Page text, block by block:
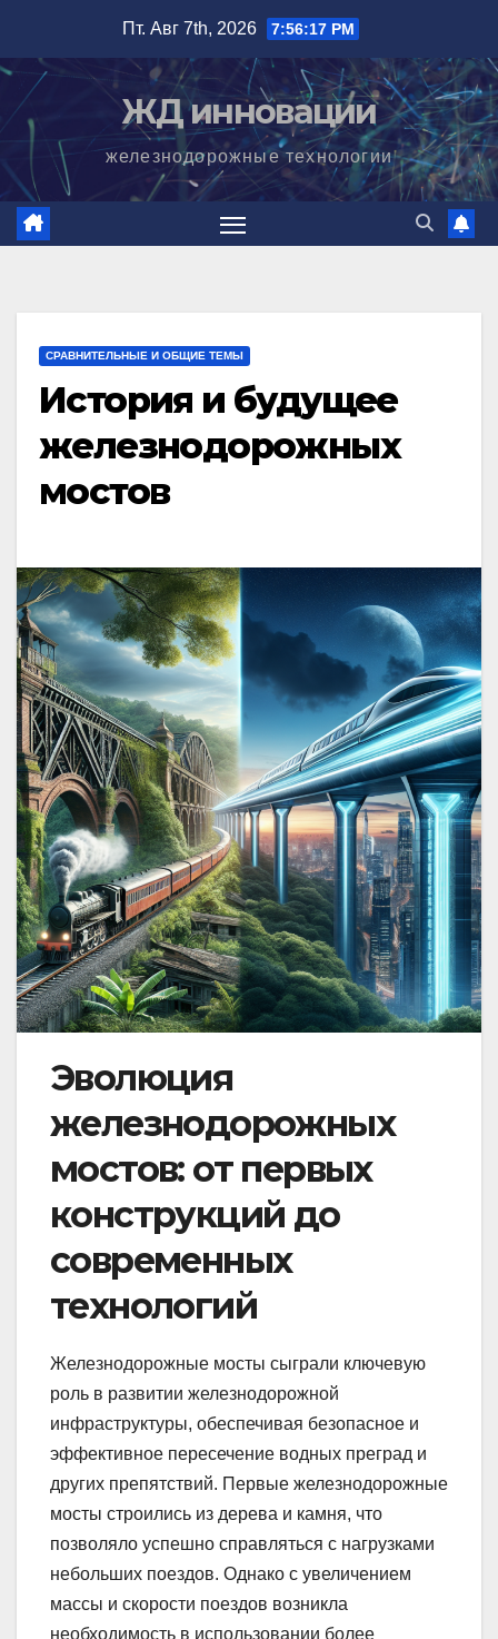
содержимому
Пт. Авг 7th, 2026 7:56:19 PM
ЖД инновации
железнодорожные технологии
СРАВНИТЕЛЬНЫЕ И ОБЩИЕ ТЕМЫ
История и будущее
железнодорожных
мостов
Эволюция
железнодорожных
мостов: от первых
конструкций до
современных
технологий
Железнодорожные мосты сыграли ключевую
роль в развитии железнодорожной
инфраструктуры, обеспечивая безопасное и
эффективное пересечение водных преград и
других препятствий. Первые железнодорожные
мосты строились из дерева и камня, что
позволяло успешно справляться с нагрузками
небольших поездов. Однако с увеличением
массы и скорости поездов возникла
необходимость в использовании более